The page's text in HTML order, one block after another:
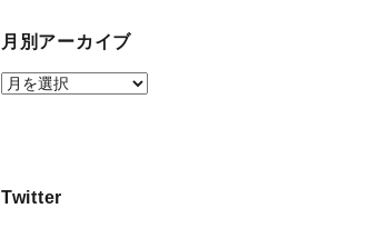
月別アーカイブ
月
イ
Twitter